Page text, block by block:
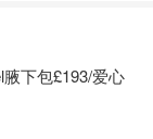
下包£193/爱心